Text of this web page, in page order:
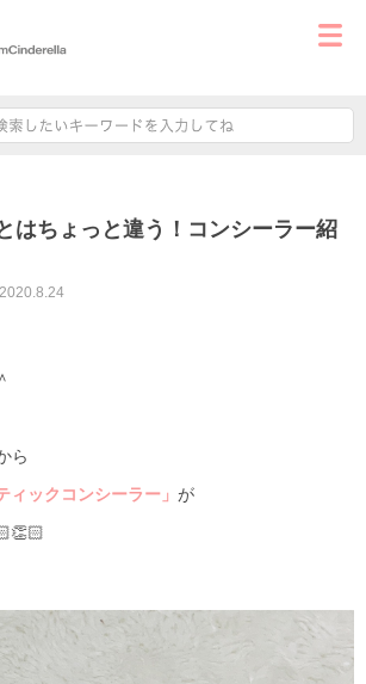
はちょっと違う！コンシーラー紹
2020.8.24
ら
ィックコンシーラー」 が